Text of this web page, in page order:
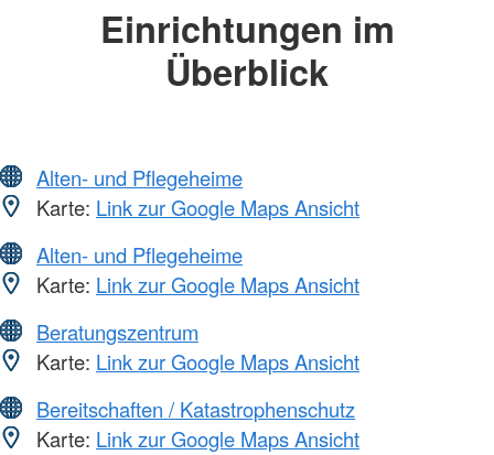
Einrichtungen im
Überblick
Alten- und Pflegeheime
Karte: Link zur Google Maps Ansicht
Alten- und Pflegeheime
Karte: Link zur Google Maps Ansicht
Beratungszentrum
Karte: Link zur Google Maps Ansicht
Bereitschaften / Katastrophenschutz
Karte: Link zur Google Maps Ansicht